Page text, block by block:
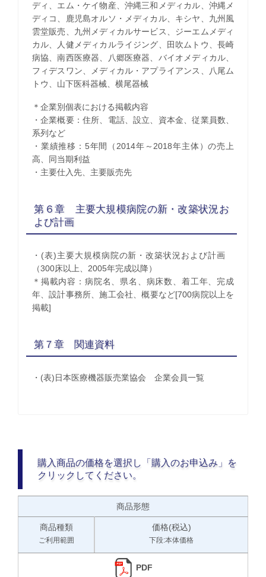
ディ、エム・ケイ物産、沖縄三和メディカル、沖縄メ
ディコ、鹿児島オルソ・メディカル、キシヤ、九州風
雲堂販売、九州メディカルサービス、ジーエムメディ
カル、人健メディカルライジング、田吹ムトウ、長崎
病協、南西医療器、八郷医療器、バイオメディカル、
フィデスワン、メディカル・アプライアンス、八尾ム
トウ、山下医科器械、横尾器械
＊企業別個表における掲載内容
・企業概要：住所、電話、設立、資本金、従業員数、
系列など
・業績推移：5年間（2014年～2018年主体）の売上
高、同当期利益
・主要仕入先、主要販売先
第６章 主要大規模病院の新・改築状況お
よび計画
・(表)主要大規模病院の新・改築状況および計画
（300床以上、2005年完成以降）
＊掲載内容：病院名、県名、病床数、着工年、完成
年、設計事務所、施工会社、概要など[700病院以上を
掲載]
第７章 関連資料
・(表)日本医療機器販売業協会 企業会員一覧
購入商品の価格を選択し「購入のお申込み」を
クリックしてください。
商品形態
商品種類
ご利用範囲
価格(税込)
下段:本体価格
PDF